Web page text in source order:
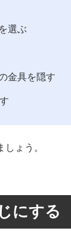
選ぶ
金具を隠す
ょう。
にする